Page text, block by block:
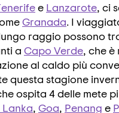
e Lanzarote, ci
Granada. I
raggio possono
a Capo Verde, che è
al caldo più
questa stagione
ospita 4 delle mete
Lanka, Goa, Penang e